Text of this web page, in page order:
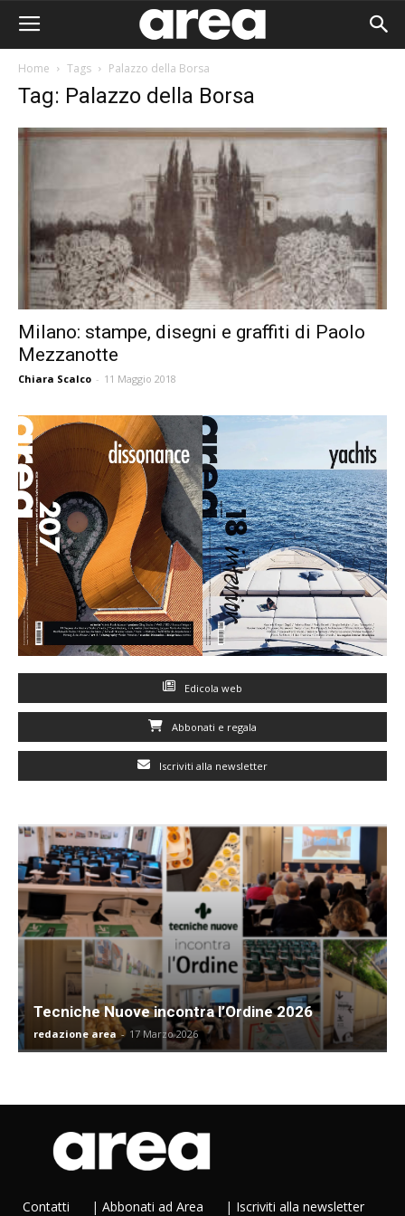
Home Tags Palazzo della Borsa
Tag: Palazzo della Borsa
Milano: stampe, disegni e graffiti di Paolo
Mezzanotte
Chiara Scalco - 11 Maggio 2018
Edicola web
Abbonati e regala
Iscriviti alla newsletter
Tecniche Nuove incontra l’Ordine 2026
redazione area - 17 Marzo 2026
Contatti | Abbonati ad Area | Iscriviti alla newsletter